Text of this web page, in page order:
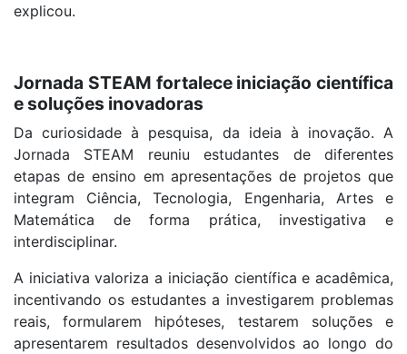
explicou.
Jornada STEAM fortalece iniciação científica
e soluções inovadoras
Da curiosidade à pesquisa, da ideia à inovação. A
Jornada STEAM reuniu estudantes de diferentes
etapas de ensino em apresentações de projetos que
integram Ciência, Tecnologia, Engenharia, Artes e
Matemática de forma prática, investigativa e
interdisciplinar.
A iniciativa valoriza a iniciação científica e acadêmica,
incentivando os estudantes a investigarem problemas
reais, formularem hipóteses, testarem soluções e
apresentarem resultados desenvolvidos ao longo do